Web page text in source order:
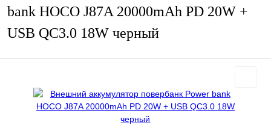
bank HOCO J87A 20000mAh PD 20W +
USB QC3.0 18W черный